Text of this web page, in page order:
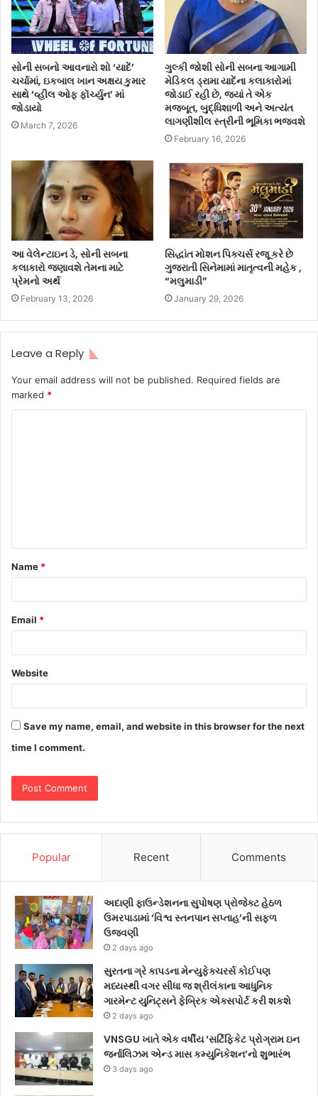
સોની સબનો આવનારો શો ‘યાદેં’
ચર્ચામાં, ઇકબાલ ખાન અક્ષય કુમાર
સાથે ‘વ્હીલ ઓફ ફૉર્ચ્યુન’ માં
જોડાયો
March 7, 2026
ગુલ્કી જોશી સોની સબના આગામી
મેડિકલ ડ્રામા યાદેંના કલાકારોમાં
જોડાઈ રહી છે, જ્યાં તે એક
મજબૂત, બુદ્ધિશાળી અને અત્યંત
લાગણીશીલ સ્ત્રીની ભૂમિકા ભજવશે
February 16, 2026
આ વેલેન્ટાઇન ડે, સોની સબના
કલાકારો જણાવશે તેમના માટે
પ્રેમનો અર્થ
February 13, 2026
સિદ્ધાંત મોશન પિક્ચર્સ રજૂ કરે છે
ગુજરાતી સિનેમામાં માતૃત્વની મહેક ,
“મલુમાડી”
January 29, 2026
Leave a Reply
Your email address will not be published. Required fields are
marked *
Name *
Email *
Website
Save my name, email, and website in this browser for the next
time I comment.
Popular Recent Comments
અદાણી ફાઉન્ડેશનના સુપોષણ પ્રોજેક્ટ હેઠળ
ઉમરપાડામાં ‘વિશ્વ સ્તનપાન સપ્તાહ’ની સફળ
ઉજવણી
2 days ago
સુરતના ગ્રે કાપડના મેન્યુફેક્ચરર્સ કોઈપણ
મધ્યસ્થી વગર સીધા જ શ્રીલંકાના આધુનિક
ગારમેન્ટ યુનિટ્સને ફેબ્રિક એક્સપોર્ટ કરી શકશે
2 days ago
VNSGU ખાતે એક વર્ષીય ‘સર્ટિફિકેટ પ્રોગ્રામ ઇન
જર્નાલિઝમ એન્ડ માસ કમ્યુનિકેશન’નો શુભારંભ
3 days ago